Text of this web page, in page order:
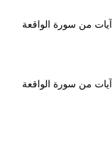
من سورة الواقعة
من سورة الواقعة